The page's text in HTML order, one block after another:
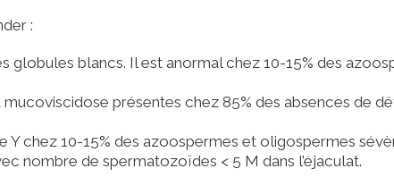
:
globules blancs. Il est anormal chez 10-15% des
présentes chez 85% des absences de
chez 10-15% des azoospermes et oligospermes
nombre de spermatozoïdes < 5 M dans l’éjaculat.